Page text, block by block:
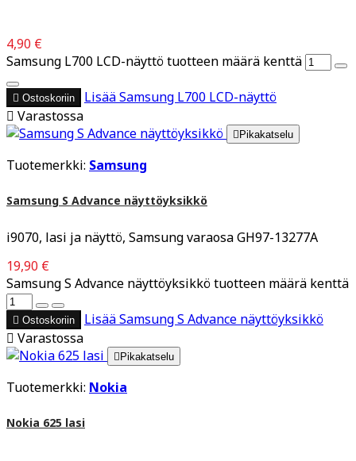
4,90 €
Samsung L700 LCD-näyttö tuotteen määrä kenttä
 Ostoskoriin LisääSamsung L700 LCD-näyttö
 Varastossa
 Pikakatselu
Tuotemerkki: Samsung
Samsung S Advance näyttöyksikkö
i9070, lasi ja näyttö, Samsung varaosa GH97-13277A
19,90 €
Samsung S Advance näyttöyksikkö tuotteen määrä kenttä
 Ostoskoriin LisääSamsung S Advance näyttöyksikkö
 Varastossa
 Pikakatselu
Tuotemerkki: Nokia
Nokia 625 lasi